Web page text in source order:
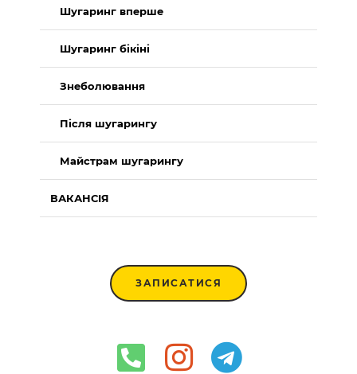
Шугаринг вперше
Шугаринг бікіні
Знеболювання
Після шугарингу
Майстрам шугарингу
ВАКАНСІЯ
ЗАПИСАТИСЯ